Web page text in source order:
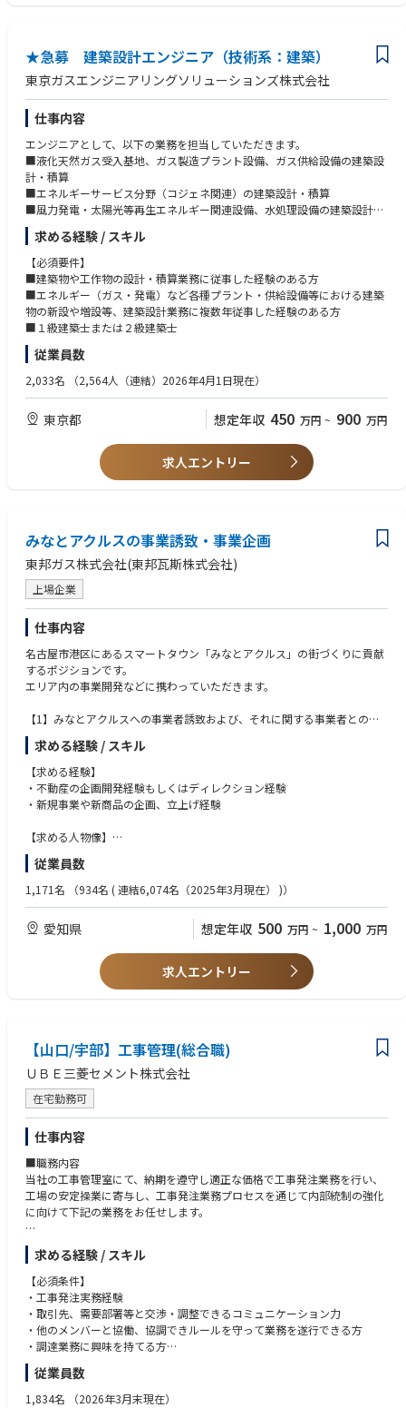
★急募 建築設計エンジニア（技術系：建築）
東京ガスエンジニアリングソリューションズ株式会社
仕事内容
エンジニアとして、以下の業務を担当していただきます。
■液化天然ガス受入基地、ガス製造プラント設備、ガス供給設備の建築設
計・積算
■エネルギーサービス分野（コジェネ関連）の建築設計・積算
■風力発電・太陽光等再生エネルギー関連設備、水処理設備の建築設計・
積算
【職務内容の一例】
■建築物や工作物の設計・積算（各種ガス製造・供給設備、エネルギーサ
ービス、再生エネルギー関連設備における、管理棟・計器室・電気室など
の建築物や塔類などの設計・積算）（変更の範囲：当社業務全般）
求める経験 / スキル
【必須要件】
■建築物や工作物の設計・積算業務に従事した経験のある方
■エネルギー（ガス・発電）など各種プラント・供給設備等における建築
物の新設や増設等、建築設計業務に複数年従事した経験のある方
■１級建築士または２級建築士
従業員数
2,033名 （2,564人（連結）2026年4月1日現在）
東京都 想定年収 450 万円 ~ 900 万円
求人エントリー
みなとアクルスの事業誘致・事業企画
東邦ガス株式会社(東邦瓦斯株式会社)
上場企業
仕事内容
名古屋市港区にあるスマートタウン「みなとアクルス」の街づくりに貢献
するポジションです。
エリア内の事業開発などに携わっていただきます。
【1】みなとアクルスへの事業者誘致および、それに関する事業者との折
衝交渉や各種手続きをプロマネとしてリードしていただきます。
【2】みなとアクルスでのエネルギー供給に関するエネルギーシステム設
計、それに関する事業者との折衝交渉や各種手続きをプロマネとしてリー
ドしていただきます。
求める経験 / スキル
【求める経験】
・不動産の企画開発経験もしくはディレクション経験
・新規事業や新商品の企画、立上げ経験
【求める人物像】
・本ポジションは、新しいことに挑戦する部署で正解がないことを試行錯
誤しながら取り組んでおります。主体的に仮説を持ちながら、関係者を巻
き込んで業務遂行できる方を求めております。
・仕事を通じて、社会貢献や街づくり、地域活性などに携わりたい方
【必須資格】
・普通自動車免許
従業員数
1,171名 （934名 ( 連結6,074名（2025年3月現在） )）
愛知県 想定年収 500 万円 ~ 1,000 万円
求人エントリー
【山口/宇部】工事管理(総合職)
ＵＢＥ三菱セメント株式会社
在宅勤務可
仕事内容
■職務内容
当社の工事管理室にて、納期を遵守し適正な価格で工事発注業務を行い、
工場の安定操業に寄与し、工事発注業務プロセスを通じて内部統制の強化
に向けて下記の業務をお任せします。
■入社後にお任せする業務
・各工場で発生した工事、設備補修、新規設備設置などの請負工事につい
て取引先から提出された見積書の査定、価格交渉・発注業務
・工事契約に関する条件整理や取引先選定・見直し（評価、管理）など、
管理業務や業務改善の推進
■将来的にお任せする業務
ら、工事だけでなく資材調達にも業務の幅を広げ、資材部全体の業務に携
わって頂きたです。
求める経験 / スキル
【必須条件】
・工事発注実務経験
・取引先、需要部署等と交渉・調整できるコミュニケーション力
・他のメンバーと協働、協調できルールを守って業務を遂行できる方
・調達業務に興味を持てる方
・PC操作（MS Office含む）ができる方
【歓迎要件】
従業員数
1,834名 （2026年3月末現在）